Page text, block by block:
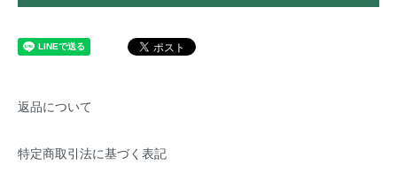
返品について
特定商取引法に基づく表記